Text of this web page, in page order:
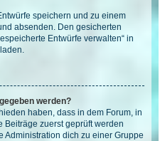
speichern und zu einem
absenden. Den gesicherten
Entwürfe verwalten“ in
werden?
haben, dass in dem Forum, in
Beiträge zuerst geprüft werden
Administration dich zu einer Gruppe